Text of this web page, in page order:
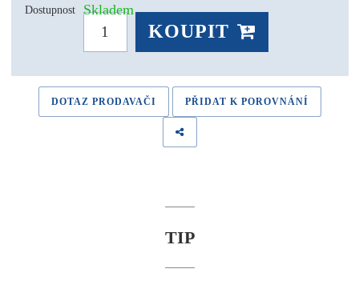
Dostupnost Skladem
KOUPIT
DOTAZ PRODAVAČI PŘIDAT K POROVNÁNÍ
TIP